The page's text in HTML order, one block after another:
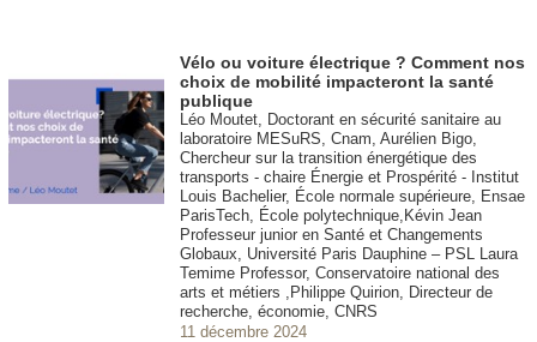
Vélo ou voiture électrique ? Comment nos
choix de mobilité impacteront la santé
publique
Léo Moutet, Doctorant en sécurité sanitaire au
laboratoire MESuRS, Cnam, Aurélien Bigo,
Chercheur sur la transition énergétique des
transports - chaire Énergie et Prospérité - Institut
Louis Bachelier, École normale supérieure, Ensae
ParisTech, École polytechnique,Kévin Jean
Professeur junior en Santé et Changements
Globaux, Université Paris Dauphine – PSL Laura
Temime Professor, Conservatoire national des
arts et métiers ,Philippe Quirion, Directeur de
recherche, économie, CNRS
11 décembre 2024